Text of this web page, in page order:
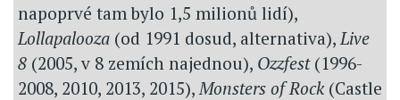
napoprvé tam bylo 1,5 milionů lidí),
Lollapalooza (od 1991 dosud, alternativa), Live
8 (2005, v 8 zemích najednou), Ozzfest(1996-
2008, 2010, 2013, 2015), Monsters of Rock (Castle